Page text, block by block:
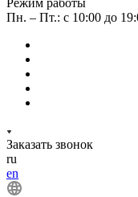
Режим работы
Пн. – Пт.: с 10:00 до
Заказать звонок
ru
en